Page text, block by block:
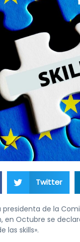
Twitter
de la
en Octubre se
las skills».